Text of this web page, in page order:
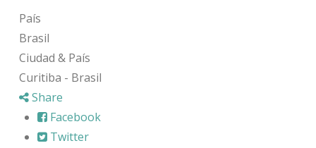
País
Brasil
Ciudad & País
Curitiba - Brasil
Share
Facebook
Twitter